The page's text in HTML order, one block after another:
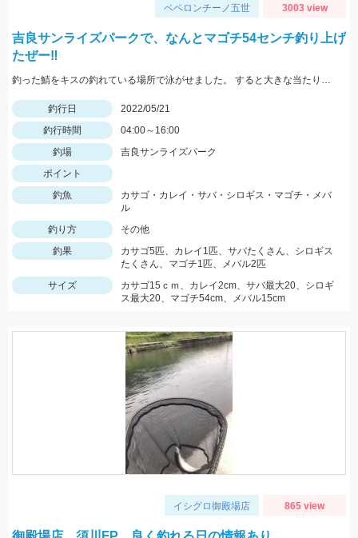
ペペロンチーノ五世 3003 view
吉良サンライズパークで、なんとマゴチ54センチ釣り上げ
たぜー‼️
釣った鯖をキスの釣れている場所で泳がせました。 すると大きな当たりがーそれから頑張って釣り上げました。
釣行日
2022/05/21
釣行時間
04:00～16:00
釣場
吉良サンライズパーク
ポイント
釣魚
カサゴ・カレイ・サバ・シロギス・マゴチ・メバ
ル
釣り方
その他
釣果
カサゴ5匹、カレイ1匹、サバたくさん、シロギス
たくさん、マゴチ1匹、メバル2匹
サイズ
カサゴ15ｃｍ、カレイ2cm、サバ最大20、シロギ
ス最大20、マゴチ54cm、メバル15cm
イシグロ御殿場店 865 view